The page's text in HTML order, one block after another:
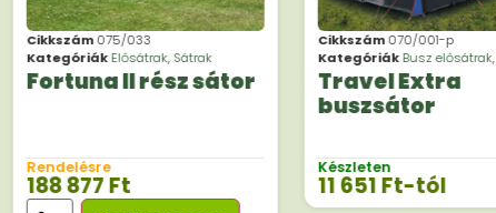
Cikkszám075/033
KategóriákElősátrak,Sátrak
Fortuna II rész sátor
Rendelésre
188 877Ft
Cikkszám070/001-p
Kategóriák Busz elősátrak,
Travel Extra
buszsátor
Készleten
11 651Ft-tól